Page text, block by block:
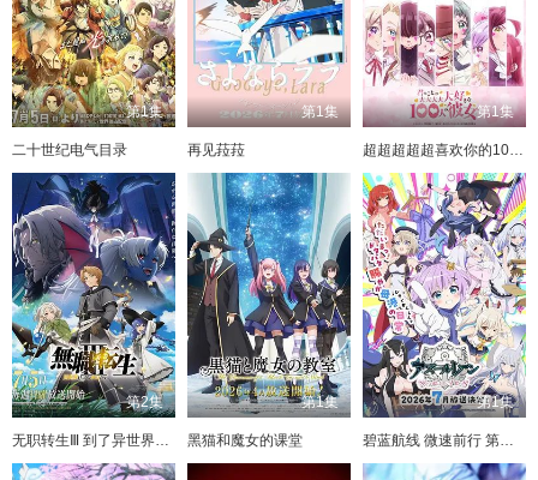
第1集
二十世纪电气目录
第1集
再见菈菈
第1集
超超超超超喜欢你的100个女朋友 第三季
第2集
无职转生Ⅲ 到了异世界就拿出真本事 第三季
第1集
黑猫和魔女的课堂
第1集
碧蓝航线 微速前行 第二季